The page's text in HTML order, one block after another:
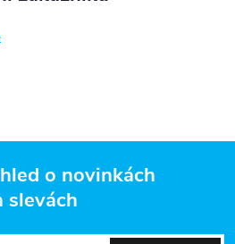
o novinkách
slevách